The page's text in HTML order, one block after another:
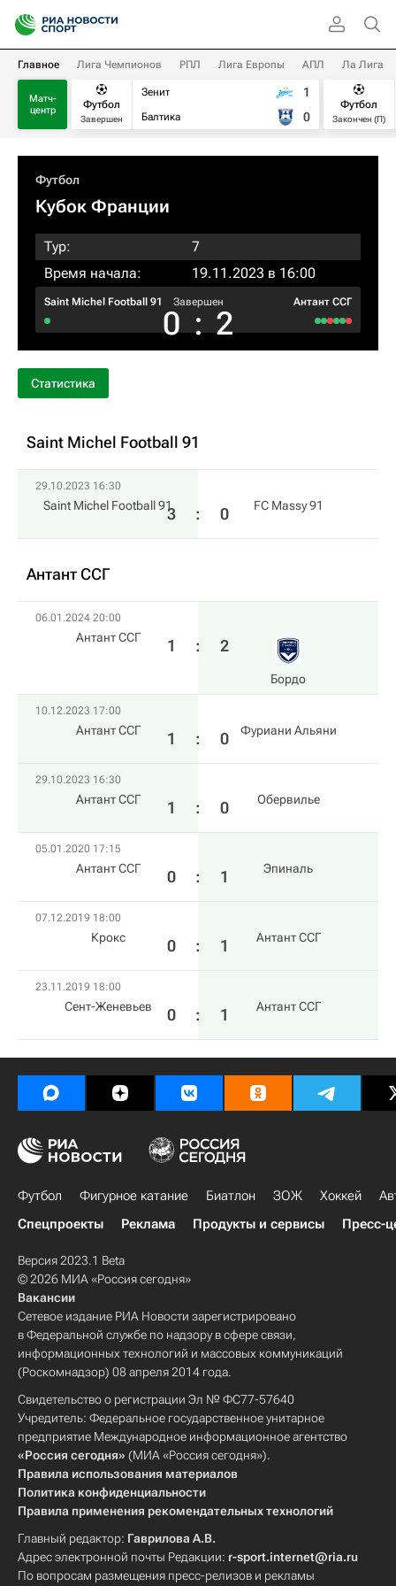
Главное Лига Чемпионов РПЛ Лига Европы АПЛ Ла Лига
Матч-
центр
Футбол
Завершен
Зенит
Балтика
1
0
Футбол
Закончен (П)
Футбол
Кубок Франции
Тур:
7
Время начала:
19.11.2023 в 16:00
Saint Michel Football 91 Завершен
0 : 2
Антант ССГ
Статистика
Saint Michel Football 91
29.10.2023 16:30
Saint Michel Football 913 : 0 FC Massy 91
Антант ССГ
06.01.2024 20:00
Антант ССГ 1 : 2
Бордо
10.12.2023 17:00
Антант ССГ 1 : 0 Фуриани Альяни
29.10.2023 16:30
Антант ССГ 1 : 0 Обервилье
05.01.2020 17:15
Антант ССГ 0 : 1 Эпиналь
07.12.2019 18:00
Крокс 0 : 1 Антант ССГ
23.11.2019 18:00
Сент-Женевьев 0 : 1 Антант ССГ
Футбол Фигурное катание Биатлон ЗОЖ Хоккей
Спецпроекты
Реклама Продукты и сервисы Пресс-
Версия 2023.1 Beta
© 2026 МИА «Россия сегодня»
Вакансии
Сетевое издание РИА Новости зарегистрировано
в Федеральной службе по надзору в сфере связи,
информационных технологий и массовых коммуникаций
(Роскомнадзор) 08 апреля 2014 года.
Свидетельство о регистрации Эл № ФС77-57640
Учредитель: Федеральное государственное унитарное
предприятие Международное информационное агентство
«Россия сегодня» (МИА «Россия сегодня»).
Правила использования материалов
Политика конфиденциальности
Правила применения рекомендательных технологий
Главный редактор: Гаврилова А.В.
Адрес электронной почты Редакции: r-sport.internet@ria.ru
По вопросам размещения пресс-релизов и рекламы